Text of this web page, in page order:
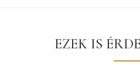
EZEK IS